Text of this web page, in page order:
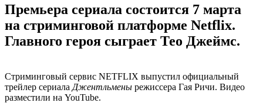
Премьера сериала состоится 7 марта
на стриминговой платформе Netflix.
Главного героя сыграет Тео Джеймс.
Стриминговый сервис NETFLIX выпустил официальный
трейлер сериала Джентльмены режиссера Гая Ричи. Видео
разместили на YouTube.